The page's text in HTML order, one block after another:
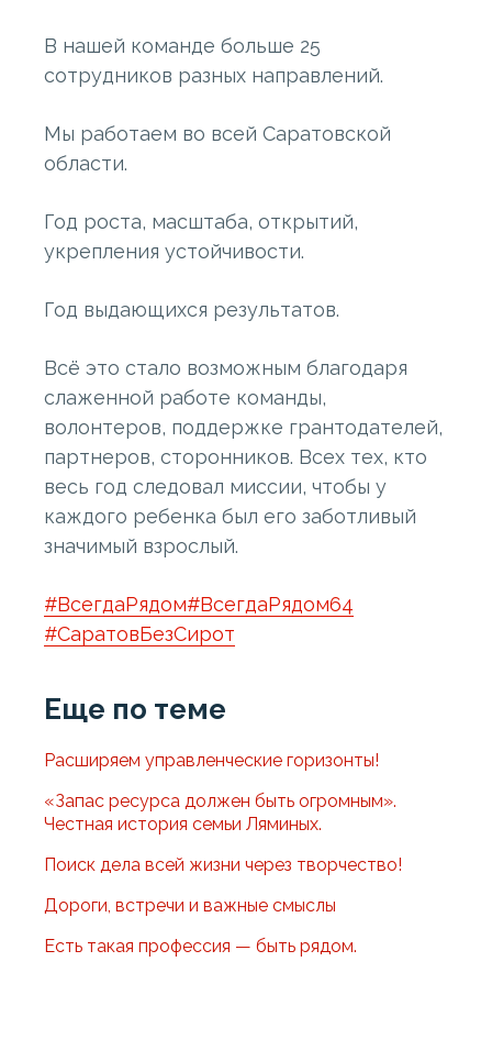
В нашей команде больше 25
сотрудников разных направлений.
Мы работаем во всей Саратовской
области.
Год роста, масштаба, открытий,
укрепления устойчивости.
Год выдающихся результатов.
Всё это стало возможным благодаря
слаженной работе команды,
волонтеров, поддержке грантодателей,
партнеров, сторонников. Всех тех, кто
весь год следовал миссии, чтобы у
каждого ребенка был его заботливый
значимый взрослый.
#ВсегдаРядом#ВсегдаРядом64
#СаратовБезСирот
Еще по теме
Расширяем управленческие горизонты!
«Запас ресурса должен быть огромным».
Честная история семьи Ляминых.
Поиск дела всей жизни через творчество!
Дороги, встречи и важные смыслы
Есть такая профессия — быть рядом.